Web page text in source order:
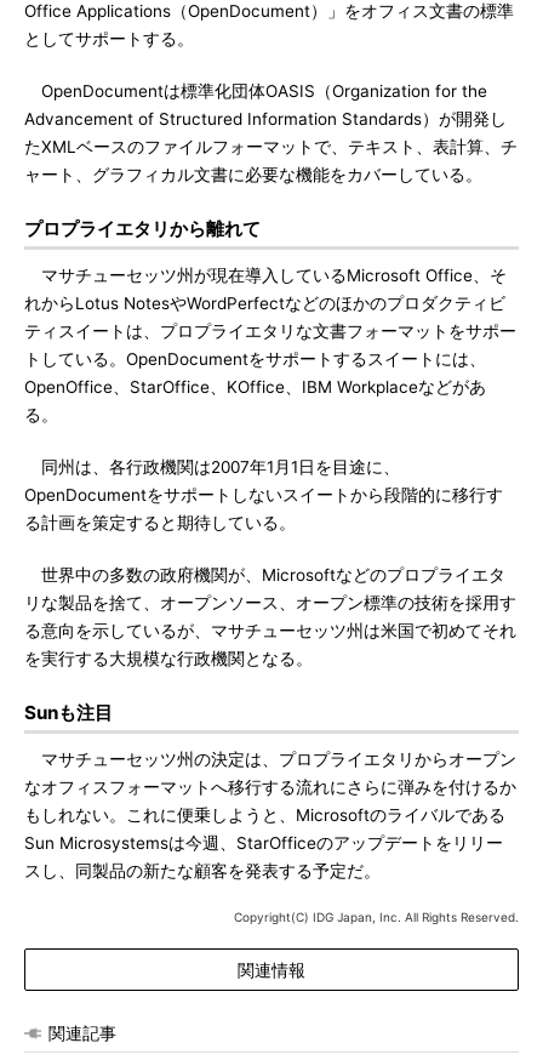
Office Applications（OpenDocument）」をオフィス文書の標準
としてサポートする。
OpenDocumentは標準化団体OASIS（Organization for the
Advancement of Structured Information Standards）が開発し
たXMLベースのファイルフォーマットで、テキスト、表計算、チ
ャート、グラフィカル文書に必要な機能をカバーしている。
プロプライエタリから離れて
マサチューセッツ州が現在導入しているMicrosoft Office、そ
れからLotus NotesやWordPerfectなどのほかのプロダクティビ
ティスイートは、プロプライエタリな文書フォーマットをサポー
トしている。OpenDocumentをサポートするスイートには、
OpenOffice、StarOffice、KOffice、IBM Workplaceなどがあ
る。
同州は、各行政機関は2007年1月1日を目途に、
OpenDocumentをサポートしないスイートから段階的に移行す
る計画を策定すると期待している。
世界中の多数の政府機関が、Microsoftなどのプロプライエタ
リな製品を捨て、オープンソース、オープン標準の技術を採用す
る意向を示しているが、マサチューセッツ州は米国で初めてそれ
を実行する大規模な行政機関となる。
Sunも注目
マサチューセッツ州の決定は、プロプライエタリからオープン
なオフィスフォーマットへ移行する流れにさらに弾みを付けるか
もしれない。これに便乗しようと、Microsoftのライバルである
Sun Microsystemsは今週、StarOfficeのアップデートをリリー
スし、同製品の新たな顧客を発表する予定だ。
Copyright(C) IDG Japan, Inc. All Rights Reserved.
関連情報
関連記事